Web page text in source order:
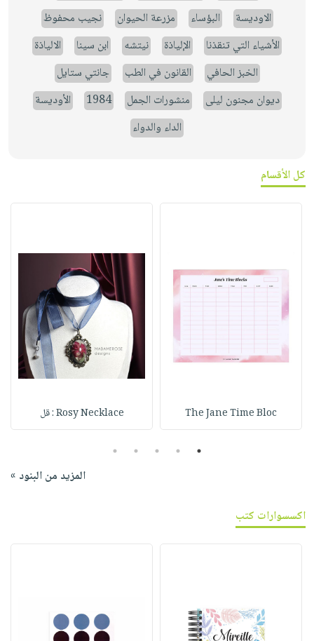
الاوديسة
البؤساء مزرعة الحيوان
نجيب محفوظ
الأشياء التي تنقذنا
الإلياذة نيتشه ابن سينا
الالياذة
الخبز الحافي
القانون في الطب
جانتي ستايل
ديوان مجنون ليلى
منشورات الجمل 1984
الأوديسة
الداء والدواء
كل الأقسام
The Jane Time Bloc Rosy Necklace : قل
1
2
3
4
5
المزيد من البنود »
اكسسوارات كتب